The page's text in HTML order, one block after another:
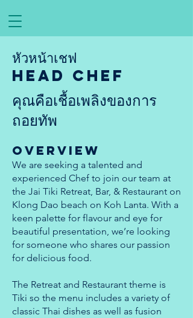
หัวหน้าเชฟ
Head chef
คุณคือเชื้อเพลิงของการ
ถอยทัพ
OVERVIEW
We are seeking a talented and
experienced Chef to join our team at
the Jai Tiki Retreat, Bar, & Restaurant on
Klong Dao beach on Koh Lanta. With a
keen palette for flavour and eye for
beautiful presentation, we’re looking
for someone who shares our passion
for delicious food.
The Retreat and Restaurant theme is
Tiki so the menu includes a variety of
classic Thai dishes as well as fusion